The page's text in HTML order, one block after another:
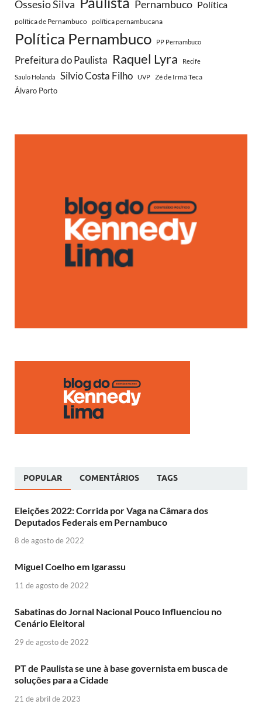
Ossesio Silva Pernambuco Política
política de Pernambuco política pernambucana
Política Pernambuco PP Pernambuco
Prefeitura do Paulista Raquel Lyra Recife
Saulo Holanda Silvio Costa Filho UVP Zé de Irmã Teca
Álvaro Porto
POPULAR COMENTÁRIOS TAGS
Eleições 2022: Corrida por Vaga na Câmara dos
Deputados Federais em Pernambuco
8 de agosto de 2022
Miguel Coelho em Igarassu
11 de agosto de 2022
Sabatinas do Jornal Nacional Pouco Influenciou no
Cenário Eleitoral
29 de agosto de 2022
PT de Paulista se une à base governista em busca de
soluções para a Cidade
21 de abril de 2023